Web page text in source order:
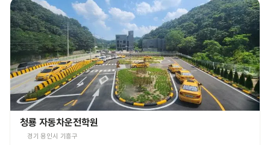
청룡 자동차운전학원
경기 용인시 기흥구